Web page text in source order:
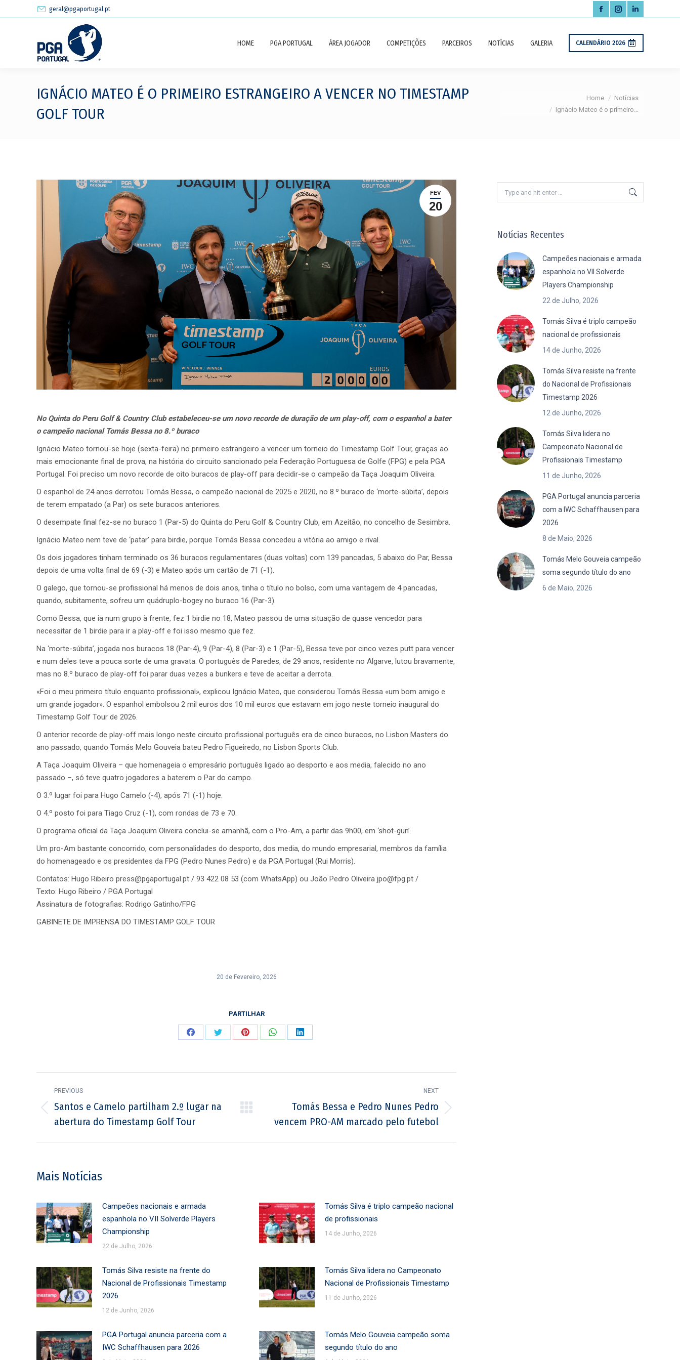
geral@pgaportugal.pt
Facebook
page
window
Instagram
page
opens
window
Linkedin
page
opens
window
HOME PGA PORTUGAL ÁREA JOGADOR COMPETIÇÕES PARCEIROS NOTÍCIAS GALERIA CALENDÁRIO 2026
IGNÁCIO MATEO É O PRIMEIRO ESTRANGEIRO A VENCER NO TIMESTAMP
GOLF TOUR
Home
Notícias
Ignácio Mateo é o primeiro…
FEV
20
No Quinta do Peru Golf & Country Club estabeleceu-se um novo recorde de duração de um play-off, com o espanhol a bater
o campeão nacional Tomás Bessa no 8.º buraco
Ignácio Mateo tornou-se hoje (sexta-feira) no primeiro estrangeiro a vencer um torneio do Timestamp Golf Tour, graças ao
mais emocionante final de prova, na história do circuito sancionado pela Federação Portuguesa de Golfe (FPG) e pela PGA
Portugal. Foi preciso um novo recorde de oito buracos de play-off para decidir-se o campeão da Taça Joaquim Oliveira.
O espanhol de 24 anos derrotou Tomás Bessa, o campeão nacional de 2025 e 2020, no 8.º buraco de ‘morte-súbita’, depois
de terem empatado (a Par) os sete buracos anteriores.
O desempate final fez-se no buraco 1 (Par-5) do Quinta do Peru Golf & Country Club, em Azeitão, no concelho de Sesimbra.
Ignácio Mateo nem teve de ‘patar’ para birdie, porque Tomás Bessa concedeu a vitória ao amigo e rival.
Os dois jogadores tinham terminado os 36 buracos regulamentares (duas voltas) com 139 pancadas, 5 abaixo do Par, Bessa
depois de uma volta final de 69 (-3) e Mateo após um cartão de 71 (-1).
O galego, que tornou-se profissional há menos de dois anos, tinha o título no bolso, com uma vantagem de 4 pancadas,
quando, subitamente, sofreu um quádruplo-bogey no buraco 16 (Par-3).
Como Bessa, que ia num grupo à frente, fez 1 birdie no 18, Mateo passou de uma situação de quase vencedor para
necessitar de 1 birdie para ir a play-off e foi isso mesmo que fez.
Na ‘morte-súbita’, jogada nos buracos 18 (Par-4), 9 (Par-4), 8 (Par-3) e 1 (Par-5), Bessa teve por cinco vezes putt para vencer
e num deles teve a pouca sorte de uma gravata. O português de Paredes, de 29 anos, residente no Algarve, lutou bravamente,
mas no 8.º buraco de play-off foi parar duas vezes a bunkers e teve de aceitar a derrota.
«Foi o meu primeiro título enquanto profissional», explicou Ignácio Mateo, que considerou Tomás Bessa «um bom amigo e
um grande jogador». O espanhol embolsou 2 mil euros dos 10 mil euros que estavam em jogo neste torneio inaugural do
Timestamp Golf Tour de 2026.
O anterior recorde de play-off mais longo neste circuito profissional português era de cinco buracos, no Lisbon Masters do
ano passado, quando Tomás Melo Gouveia bateu Pedro Figueiredo, no Lisbon Sports Club.
A Taça Joaquim Oliveira – que homenageia o empresário português ligado ao desporto e aos media, falecido no ano
passado –, só teve quatro jogadores a baterem o Par do campo.
O 3.º lugar foi para Hugo Camelo (-4), após 71 (-1) hoje.
O 4.º posto foi para Tiago Cruz (-1), com rondas de 73 e 70.
O programa oficial da Taça Joaquim Oliveira conclui-se amanhã, com o Pro-Am, a partir das 9h00, em ‘shot-gun’.
Um pro-Am bastante concorrido, com personalidades do desporto, dos media, do mundo empresarial, membros da família
do homenageado e os presidentes da FPG (Pedro Nunes Pedro) e da PGA Portugal (Rui Morris).
Contatos: Hugo Ribeiro press@pgaportugal.pt / 93 422 08 53 (com WhatsApp) ou João Pedro Oliveira jpo@fpg.pt /
Texto: Hugo Ribeiro / PGA Portugal
Assinatura de fotografias: Rodrigo Gatinho/FPG
GABINETE DE IMPRENSA DO TIMESTAMP GOLF TOUR
20 de Fevereiro, 2026
PARTILHAR
Share
Share
Share
Share
Share
navigation
PREVIOUS
Previous
post:
Santos e Camelo partilham 2.º lugar na
abertura do Timestamp Golf Tour
NEXT
post:
Tomás Bessa e Pedro Nunes Pedro
vencem PRO-AM marcado pelo futebol
Mais Notícias
Campeões nacionais e armada
espanhola no VII Solverde Players
Championship
22 de Julho, 2026
Tomás Silva é triplo campeão nacional
de profissionais
14 de Junho, 2026
Tomás Silva resiste na frente do
Nacional de Profissionais Timestamp
2026
12 de Junho, 2026
Tomás Silva lidera no Campeonato
Nacional de Profissionais Timestamp
11 de Junho, 2026
PGA Portugal anuncia parceria com a
IWC Schaffhausen para 2026
Tomás Melo Gouveia campeão soma
segundo título do ano
Notícias Recentes
Campeões nacionais e armada
espanhola no VII Solverde
Players Championship
22 de Julho, 2026
Tomás Silva é triplo campeão
nacional de profissionais
14 de Junho, 2026
Tomás Silva resiste na frente
do Nacional de Profissionais
Timestamp 2026
12 de Junho, 2026
Tomás Silva lidera no
Campeonato Nacional de
Profissionais Timestamp
11 de Junho, 2026
PGA Portugal anuncia parceria
com a IWC Schaffhausen para
2026
8 de Maio, 2026
Tomás Melo Gouveia campeão
soma segundo título do ano
6 de Maio, 2026